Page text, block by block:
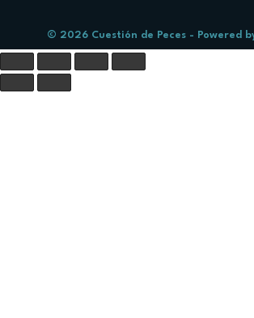
© 2026 Cuestión de Peces - Powered